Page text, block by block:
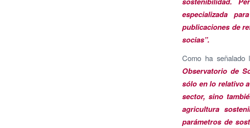
especializada
publicaciones de
socias”.
Como ha señalado
Observatorio de
sólo en lo relativo
sector, sino
agricultura
parámetros de